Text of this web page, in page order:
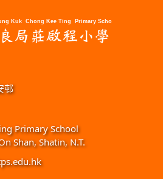
邨
Primary School
Shan, Shatin, N.T.